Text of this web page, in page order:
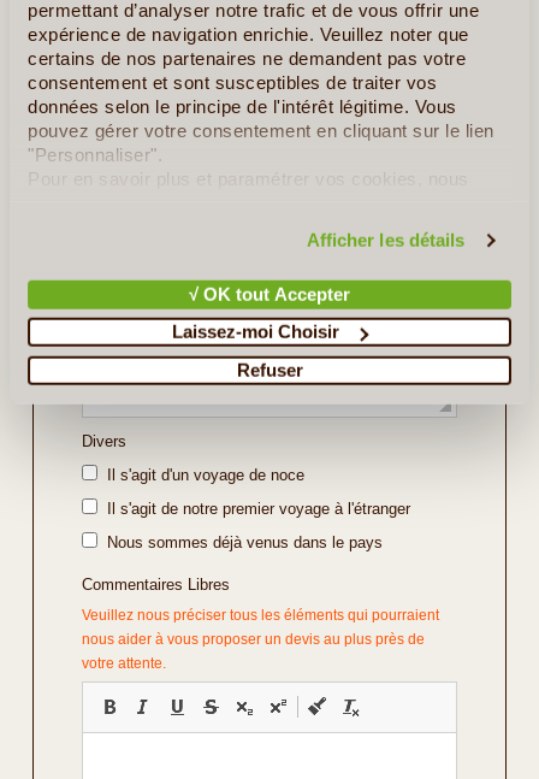
permettant d’analyser notre trafic et de vous offrir une
expérience de navigation enrichie. Veuillez noter que
certains de nos partenaires ne demandent pas votre
consentement et sont susceptibles de traiter vos
données selon le principe de l'intérêt légitime. Vous
pouvez gérer votre consentement en cliquant sur le lien
"Personnaliser".
Pour en savoir plus et paramétrer vos cookies, nous
Afficher les détails
√ OK tout Accepter
Laissez-moi Choisir
Refuser
Indiquez ici les régions ou sites que vous souhaitez
découvrir ou bien l'itinéraire souhaité (soyez le plus
précis possible).
Divers
Il s'agit d'un voyage de noce
Il s'agit de notre premier voyage à l'étranger
Nous sommes déjà venus dans le pays
Commentaires Libres
Veuillez nous préciser tous les éléments qui pourraient
nous aider à vous proposer un devis au plus près de
votre attente.